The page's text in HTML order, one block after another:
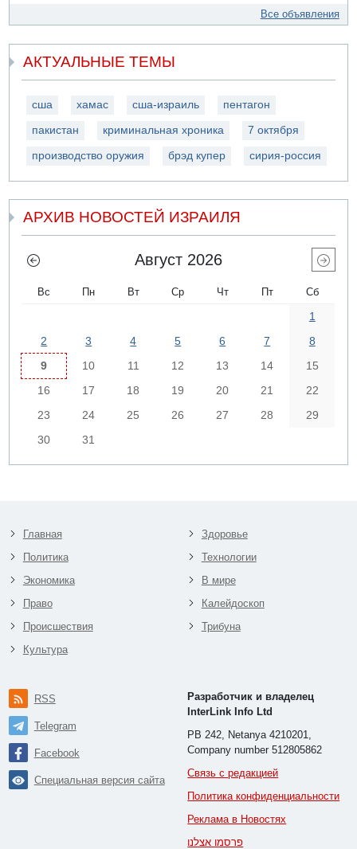
Все объявления
АКТУАЛЬНЫЕ ТЕМЫ
сша хамас сша-израиль пентагон
пакистан криминальная хроника 7 октября
производство оружия брэд купер сирия-россия
АРХИВ НОВОСТЕЙ ИЗРАИЛЯ
Август 2026
Вс Пн Вт Ср Чт Пт Сб
1
2
3 4 5 6 7
8
9
10 11 12 13 14
15
16
17 18 19 20 21
22
23
24 25 26 27 28
29
30
31
Главная
Политика
Экономика
Право
Происшествия
Культура
Здоровье
Технологии
В мире
Калейдоскоп
Трибуна
RSS
Telegram
Facebook
Специальная версия сайта
Разработчик и владелец
InterLink Info Ltd
PB 242, Netanya 4210201,
Company number 512805862
Связь с редакцией
Политика конфиденциальности
Реклама в Новостях
פרסמו אצלנו